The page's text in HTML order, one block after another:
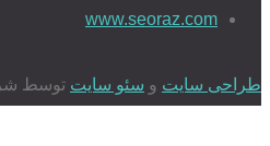
www.seoraz.com
طراحی سایت و سئو سایت توسط